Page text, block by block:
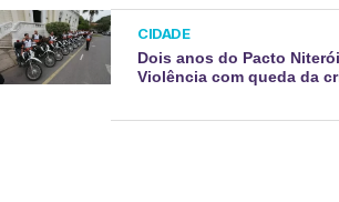
CIDADE
Dois anos do Pacto
Violência com queda da